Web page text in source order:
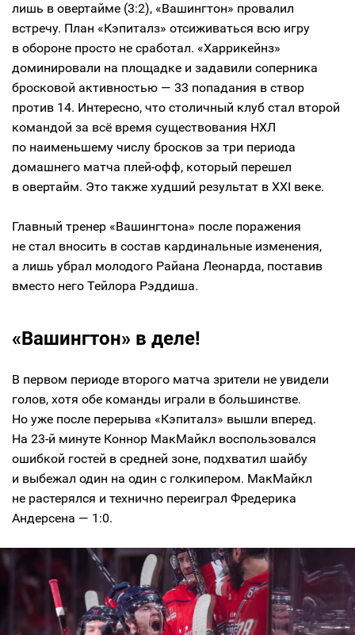
лишь в овертайме (3:2), «Вашингтон» провалил
встречу. План «Кэпиталз» отсиживаться всю игру
в обороне просто не сработал. «Харрикейнз»
доминировали на площадке и задавили соперника
бросковой активностью — 33 попадания в створ
против 14. Интересно, что столичный клуб стал второй
командой за всё время существования НХЛ
по наименьшему числу бросков за три периода
домашнего матча плей-офф, который перешел
в овертайм. Это также худший результат в XXI веке.
Главный тренер «Вашингтона» после поражения
не стал вносить в состав кардинальные изменения,
а лишь убрал молодого Райана Леонарда, поставив
вместо него Тейлора Рэддиша.
«Вашингтон» в деле!
В первом периоде второго матча зрители не увидели
голов, хотя обе команды играли в большинстве.
Но уже после перерыва «Кэпиталз» вышли вперед.
На 23-й минуте Коннор МакМайкл воспользовался
ошибкой гостей в средней зоне, подхватил шайбу
и выбежал один на один с голкипером. МакМайкл
не растерялся и технично переиграл Фредерика
Андерсена — 1:0.